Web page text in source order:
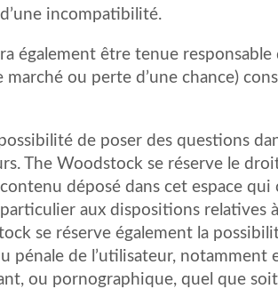
incompatibilité.
également être tenue responsable
marché ou perte d’une chance)
de poser des questions
The Woodstock se réserve le
déposé dans cet espace
aux dispositions relatives
se réserve également la
pénale de l’utilisateur, notamment
ou pornographique, quel que